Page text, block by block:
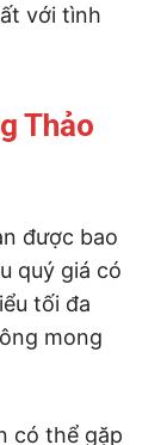
với tình
Thảo
được bao
quý giá có
tối đa
mong
có thể gặp